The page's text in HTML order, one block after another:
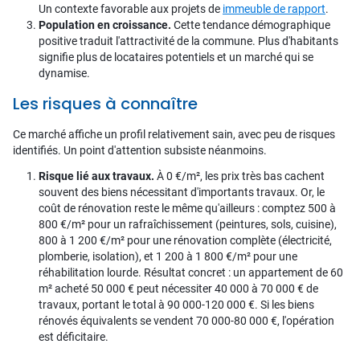
Un contexte favorable aux projets de immeuble de rapport.
Population en croissance. Cette tendance démographique
positive traduit l'attractivité de la commune. Plus d'habitants
signifie plus de locataires potentiels et un marché qui se
dynamise.
Les risques à connaître
Ce marché affiche un profil relativement sain, avec peu de risques
identifiés. Un point d'attention subsiste néanmoins.
Risque lié aux travaux. À 0 €/m², les prix très bas cachent
souvent des biens nécessitant d'importants travaux. Or, le
coût de rénovation reste le même qu'ailleurs : comptez 500 à
800 €/m² pour un rafraîchissement (peintures, sols, cuisine),
800 à 1 200 €/m² pour une rénovation complète (électricité,
plomberie, isolation), et 1 200 à 1 800 €/m² pour une
réhabilitation lourde. Résultat concret : un appartement de 60
m² acheté 50 000 € peut nécessiter 40 000 à 70 000 € de
travaux, portant le total à 90 000-120 000 €. Si les biens
rénovés équivalents se vendent 70 000-80 000 €, l'opération
est déficitaire.